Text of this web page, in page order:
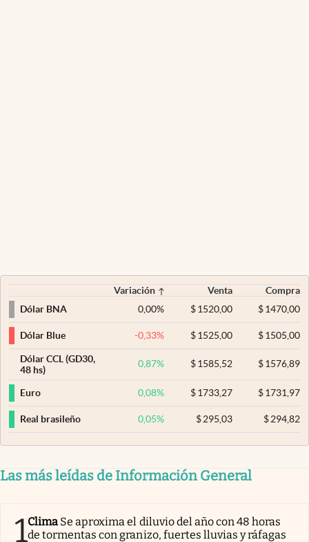
Variación Venta
Compra
Dólar BNA
0,00% $ 1520,00 $1470,00
Dólar Blue -0,33% $ 1525,00 $1505,00
Dólar CCL (GD30,
48 hs)
0,87% $ 1585,52 $1576,89
Euro 0,08% $ 1733,27 $1731,97
Real brasileño 0,05% $ 295,03 $294,82
Las más leídas de Información General
1Clima Se aproxima el diluvio del año con 48 horas
de tormentas con granizo, fuertes lluvias y ráfagas